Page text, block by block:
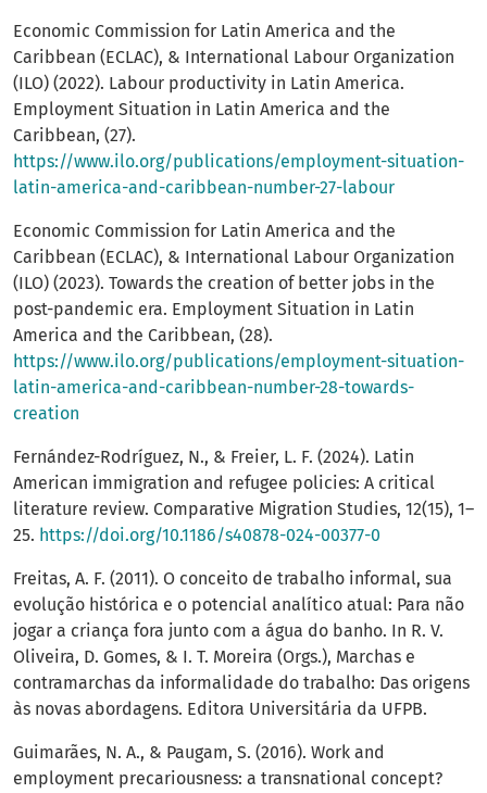
Economic Commission for Latin America and the
Caribbean (ECLAC), & International Labour Organization
(ILO) (2022). Labour productivity in Latin America.
Employment Situation in Latin America and the
Caribbean, (27).
https://www.ilo.org/publications/employment-situation-
latin-america-and-caribbean-number-27-labour
Economic Commission for Latin America and the
Caribbean (ECLAC), & International Labour Organization
(ILO) (2023). Towards the creation of better jobs in the
post-pandemic era. Employment Situation in Latin
America and the Caribbean, (28).
https://www.ilo.org/publications/employment-situation-
latin-america-and-caribbean-number-28-towards-
creation
Fernández-Rodríguez, N., & Freier, L. F. (2024). Latin
American immigration and refugee policies: A critical
literature review. Comparative Migration Studies, 12(15), 1–
25. https://doi.org/10.1186/s40878-024-00377-0
Freitas, A. F. (2011). O conceito de trabalho informal, sua
evolução histórica e o potencial analítico atual: Para não
jogar a criança fora junto com a água do banho. In R. V.
Oliveira, D. Gomes, & I. T. Moreira (Orgs.), Marchas e
contramarchas da informalidade do trabalho: Das origens
às novas abordagens. Editora Universitária da UFPB.
Guimarães, N. A., & Paugam, S. (2016). Work and
employment precariousness: a transnational concept?